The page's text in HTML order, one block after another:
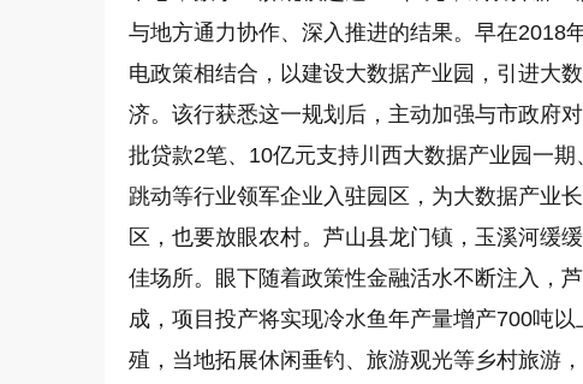
与地方通力协作、深入推进的结果。早在2018
电政策相结合，以建设大数据产业园，引进大
济。该行获悉这一规划后，主动加强与市政府
批贷款2笔、10亿元支持川西大数据产业园一
跳动等行业领军企业入驻园区，为大数据产业
区，也要放眼农村。芦山县龙门镇，玉溪河缓
佳场所。眼下随着政策性金融活水不断注入，
成，项目投产将实现冷水鱼年产量增产700吨
殖，当地拓展休闲垂钓、旅游观光等乡村旅游